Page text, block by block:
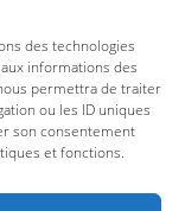
des technologies
informations des
permettra de traiter
ou les ID uniques
son consentement
et fonctions.